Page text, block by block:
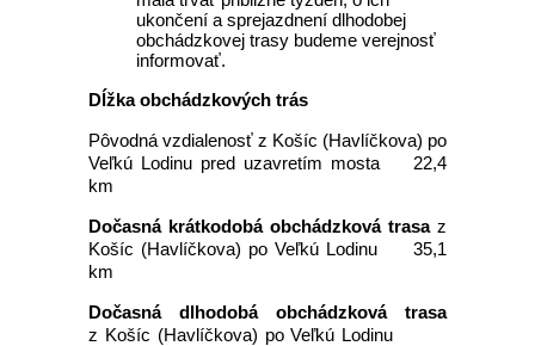
ukončení a sprejazdnení dlhodobej
obchádzkovej trasy budeme verejnosť
informovať.
Dĺžka obchádzkových trás
Pôvodná vzdialenosť z Košíc (Havlíčkova) po
Veľkú Lodinu pred uzavretím mosta 22,4
km
Dočasná krátkodobá obchádzková trasa z
Košíc (Havlíčkova) po Veľkú Lodinu 35,1
km
Dočasná dlhodobá obchádzková trasa
z Košíc (Havlíčkova) po Veľkú Lodinu